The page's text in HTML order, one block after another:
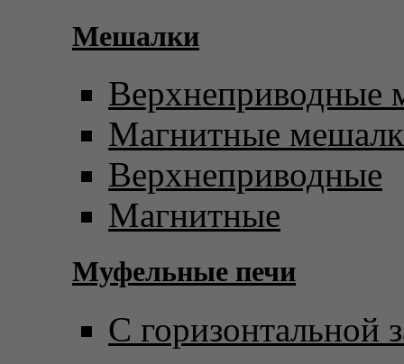
Мешалки
Верхнеприводные
Магнитные
Верхнеприводные
Магнитные
Муфельные печи
С горизонтальной